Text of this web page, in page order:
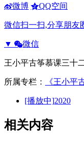
微博
QQ空间
微信扫一扫,分享朋友
▼ 微信
王小平古筝慕课三十
所属专栏： 《王小平
[播放中]2020
相关内容